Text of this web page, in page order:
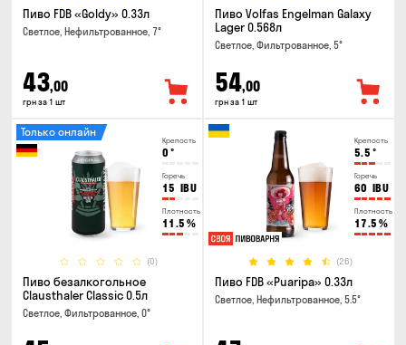
Пиво FDB «Goldy» 0.33л
Светлое, Нефильтрованное, 7°
43,00
грн за 1 шт
Пиво Volfas Engelman Galaxy
Lager 0.568л
Светлое, Фильтрованное, 5°
54,00
грн за 1 шт
Крепость
0 °
Горечь
15 IBU
Плотность
11.5 %
(0)
Только онлайн
Пиво безалкогольное
Clausthaler Classic 0.5л
Светлое, Фильтрованное, 0°
Крепость
5.5 °
Горечь
60 IBU
Плотность
17.5 %
(26)
Пиво FDB «Puaripa» 0.33л
Светлое, Нефильтрованное, 5.5°